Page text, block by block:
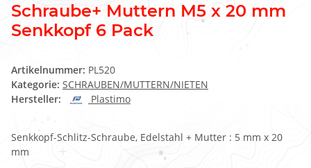
Schraube+ Muttern M5 x 20 mm
Senkkopf 6 Pack
Artikelnummer: PL520
Kategorie: SCHRAUBEN/MUTTERN/NIETEN
Hersteller:
Plastimo
Senkkopf-Schlitz-Schraube, Edelstahl + Mutter : 5 mm x 20
mm